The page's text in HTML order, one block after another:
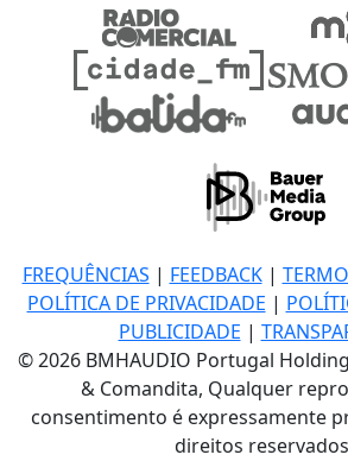
FREQUÊNCIAS | FEEDBACK|
POLÍTICA DE PRIVACIDADE |
PUBLICIDADE |
© 2026 BMHAUDIO Portugal
& Comandita, Qualquer
consentimento é expressamente
direitos